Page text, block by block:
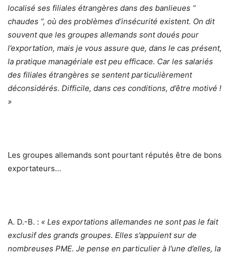
localisé ses filiales étrangères dans des banlieues “
chaudes ”, où des problèmes d’insécurité existent. On dit
souvent que les groupes allemands sont doués pour
l’exportation, mais je vous assure que, dans le cas présent,
la pratique managériale est peu efficace. Car les salariés
des filiales étrangères se sentent particulièrement
déconsidérés. Difficile, dans ces conditions, d’être motivé !
»
Les groupes allemands sont pourtant réputés être de bons
exportateurs…
A. D.-B. : « Les exportations allemandes ne sont pas le fait
exclusif des grands groupes. Elles s’appuient sur de
nombreuses PME. Je pense en particulier à l’une d’elles, la